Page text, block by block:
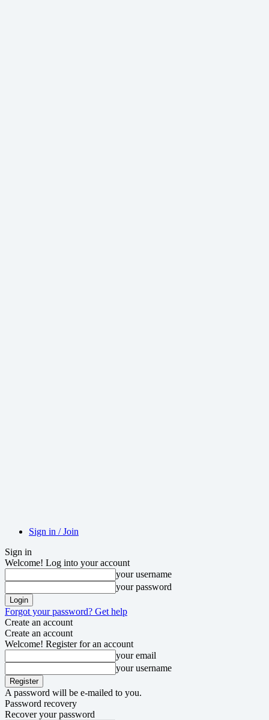
Sign in / Join
Sign in
Welcome! Log into your account
your username
your password
Forgot your password? Get help
Create an account
Create an account
Welcome! Register for an account
your email
your username
A password will be e-mailed to you.
Password recovery
Recover your password